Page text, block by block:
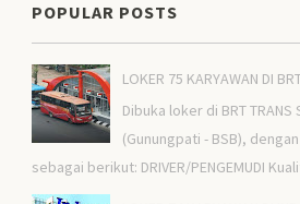
POPULAR POSTS
LOKER 75 KARYAWAN DI
Dibuka loker di BRT TRANS
(Gunungpati - BSB),
sebagai berikut: DRIVER/PENGEMUDI